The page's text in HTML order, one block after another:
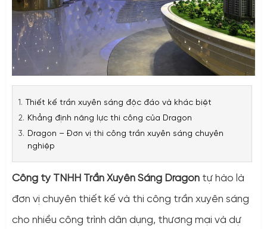
Thiết kế trần xuyên sáng độc đáo và khác biệt
Khẳng định năng lực thi công của Dragon
Dragon – Đơn vị thi công trần xuyên sáng chuyên
nghiệp
Công ty TNHH Trần Xuyên Sáng Dragon tự hào là
đơn vị chuyên thiết kế và thi công trần xuyên sáng
cho nhiều công trình dân dụng, thương mại và dự